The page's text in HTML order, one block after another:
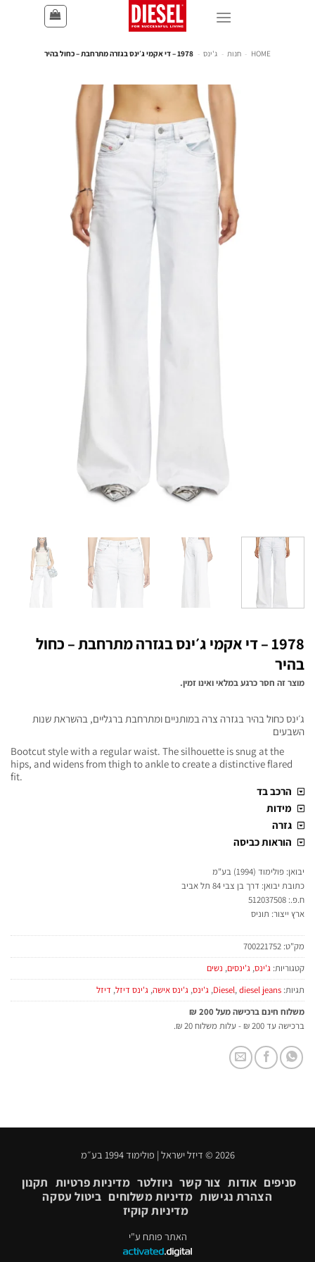
HOME
- חנות - ג'ינס - 1978 – די אקמי ג׳ינס בגזרה מתרחבת – כחול בהיר
1978 – די אקמי ג׳ינס בגזרה מתרחבת – כחול
בהיר
מוצר זה חסר כרגע במלאי ואינו זמין.
ג׳ינס כחול בהיר בגזרה צרה במותניים ומתרחבת ברגליים, בהשראת שנות
השבעים
Bootcut style with a regular waist. The silhouette is snug at the
hips, and widens from thigh to ankle to create a distinctive flared
fit.
הרכב בד
מידות
גזרה
הוראות כביסה
יבואן: פולימוד (1994) בע"מ
כתובת יבואן: דרך בן צבי 84 תל אביב
ח.פ.: 512037508
ארץ ייצור: תוניס
מק"ט: 700221752
קטגוריות: ג'ינס, ג'ינסים, נשים
תגיות:
Diesel,diesel jeans
, ג'ינס, ג'ינס אישה, ג'ינס דיזל, דיזל
משלוח חינם ברכישה מעל 200 ₪
ברכישה עד 200 ₪ - עלות משלוח 20 ₪.
2026 © דיזל ישראל | פולימוד 1994 בע״מ
סניפים אודות צור קשר ניוזלטר מדיניות פרטיות תקנון
הצהרת נגישות מדיניות משלוחים ביטול עסקה
מדיניות קוקיז
האתר פותח ע"י